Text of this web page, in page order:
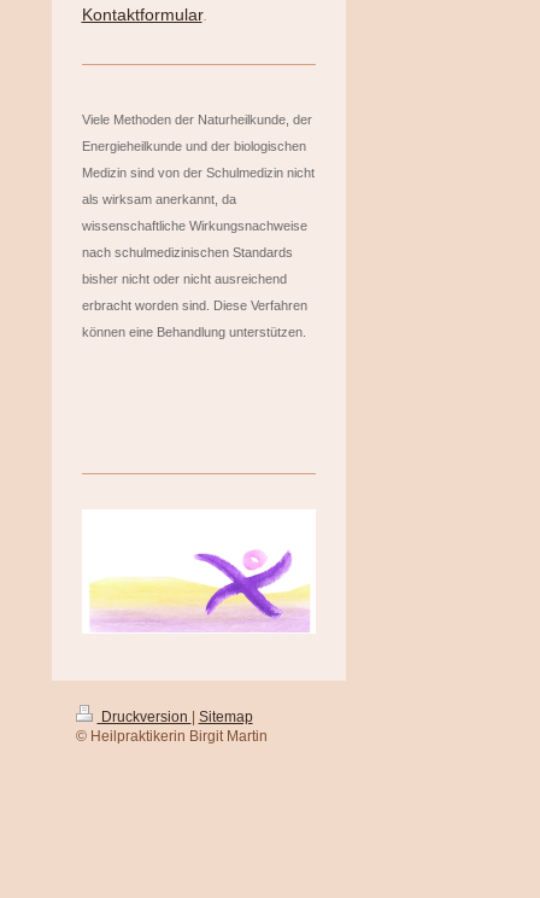
Kontaktformular.
Viele Methoden der Naturheilkunde, der
Energieheilkunde und der biologischen
Medizin sind von der Schulmedizin nicht
als wirksam anerkannt, da
wissenschaftliche Wirkungsnachweise
nach schulmedizinischen Standards
bisher nicht oder nicht ausreichend
erbracht worden sind. Diese Verfahren
können eine Behandlung unterstützen.
Druckversion
Sitemap
© Heilpraktikerin Birgit Martin